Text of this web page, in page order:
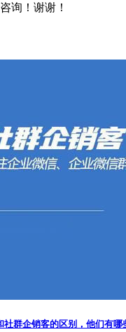
询！谢谢！
社群企销客的区别，他们有哪